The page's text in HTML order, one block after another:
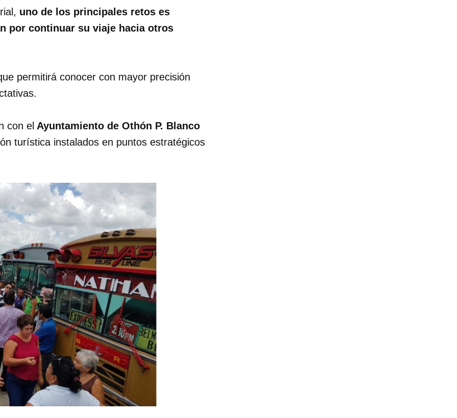
uno de los principales retos es
por continuar su viaje hacia otros
permitirá conocer con mayor precisión
con el Ayuntamiento de Othón P. Blanco
turística instalados en puntos estratégicos